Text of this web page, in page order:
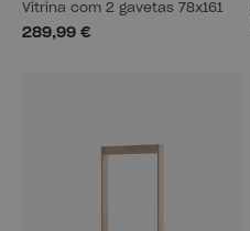
Vitrina com 2 gavetas 78x161
289,99 €